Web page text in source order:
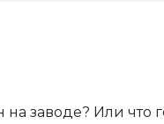
заводе? Или что